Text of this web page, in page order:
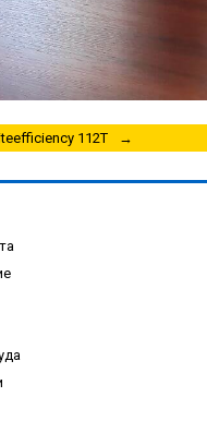
112T